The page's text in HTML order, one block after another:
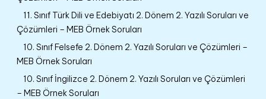
11. Sınıf Türk Dili ve Edebiyatı 2. Dönem 2. Yazılı Soruları ve
Çözümleri – MEB Örnek Soruları
10. Sınıf Felsefe 2. Dönem 2. Yazılı Soruları ve Çözümleri –
MEB Örnek Soruları
10. Sınıf İngilizce 2. Dönem 2. Yazılı Soruları ve Çözümleri
– MEB Örnek Soruları